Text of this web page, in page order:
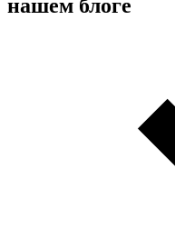
нашем блоге